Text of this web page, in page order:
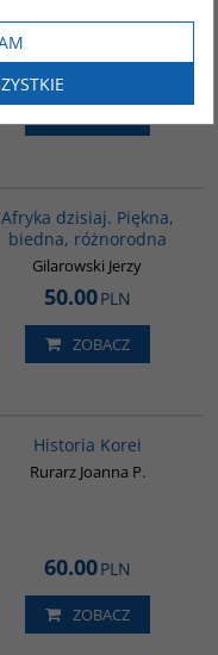
Kim Tongin
35.00
Afryka dzisiaj. Piękna,
biedna, różnorodna
Gilarowski Jerzy
50.00PLN
ZOBACZ
Historia Korei
Rurarz Joanna P.
60.00PLN
ZOBACZ